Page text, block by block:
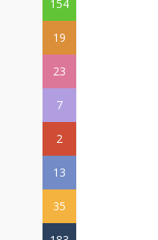
154
19
23
7
2
13
35